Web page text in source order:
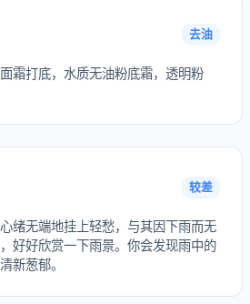
去油
霜打底，水质无油粉底霜，透明粉
较差
绪无端地挂上轻愁，与其因下雨而无
好好欣赏一下雨景。你会发现雨中的
新葱郁。